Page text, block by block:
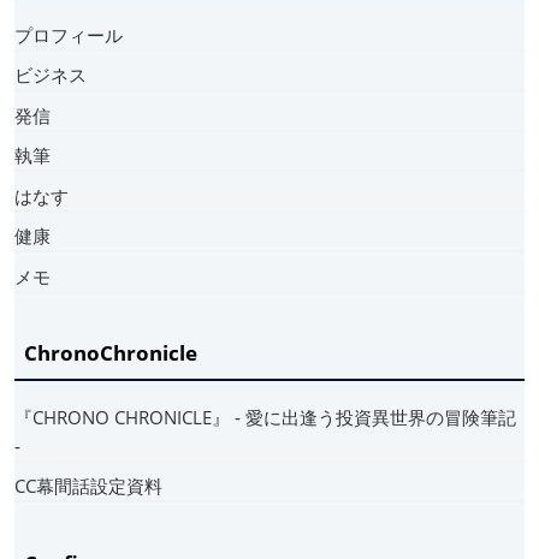
プロフィール
ビジネス
発信
執筆
はなす
健康
メモ
ChronoChronicle
『CHRONO CHRONICLE』 ‐ 愛に出逢う投資異世界の冒険筆記
‐
CC幕間話設定資料